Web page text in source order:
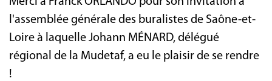
l'assemblée générale des buralistes de Saône-et-
Loire à laquelle Johann MÉNARD, délégué
régional de la Mudetaf, a eu le plaisir de se rendre
!